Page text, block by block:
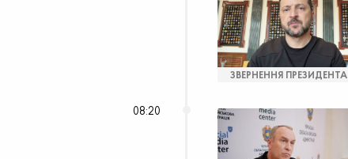
ЗВЕРНЕННЯ ПРЕЗИДЕНТА
08:20